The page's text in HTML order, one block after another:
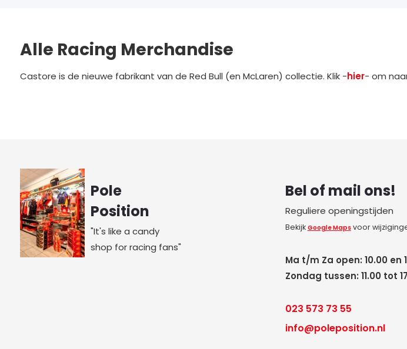
Alle Racing Merchandise
Castore is de nieuwe fabrikant van de Red Bull (en McLaren) collectie. Klik -hier- om
Pole
Position
"It's like a candy
shop for racing fans"
Bel of mail ons!
Reguliere openingstijden
Bekijk Google Mapsvoor
Ma t/m Za open: 10.00 en
Zondag tussen: 11.00 tot
023 573 73 55
info@poleposition.nl